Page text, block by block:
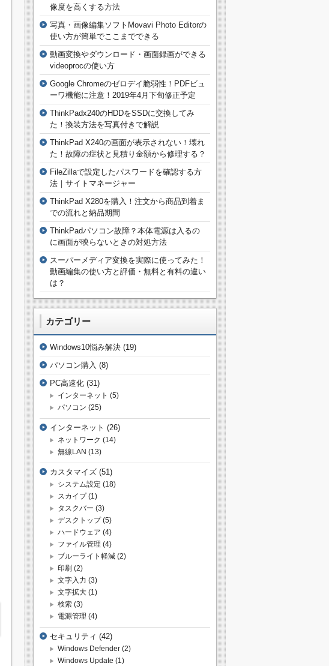
像度を高くする方法
写真・画像編集ソフトMovavi Photo Editorの
使い方が簡単でここまでできる
動画変換やダウンロード・画面録画ができる
videoprocの使い方
Google Chromeのゼロデイ脆弱性！PDFビュ
ーワ機能に注意！2019年4月下旬修正予定
ThinkPadx240のHDDをSSDに交換してみ
た！換装方法を写真付きで解説
ThinkPad X240の画面が表示されない！壊れ
た！故障の症状と見積り金額から修理する？
FileZillaで設定したパスワードを確認する方
法｜サイトマネージャー
ThinkPad X280を購入！注文から商品到着ま
での流れと納品期間
ThinkPadパソコン故障？本体電源は入るの
に画面が映らないときの対処方法
スーパーメディア変換を実際に使ってみた！
動画編集の使い方と評価・無料と有料の違い
は？
カテゴリー
Windows10悩み解決 (19)
パソコン購入 (8)
PC高速化 (31)
インターネット (5)
パソコン (25)
インターネット (26)
ネットワーク (14)
無線LAN (13)
カスタマイズ (51)
システム設定 (18)
スカイプ(1)
タスクバー (3)
デスクトップ(5)
ハードウェア (4)
ファイル管理 (4)
ブルーライト軽減 (2)
印刷 (2)
文字入力 (3)
文字拡大 (1)
検索 (3)
電源管理 (4)
セキュリティ (42)
Windows Defender (2)
Windows Update (1)